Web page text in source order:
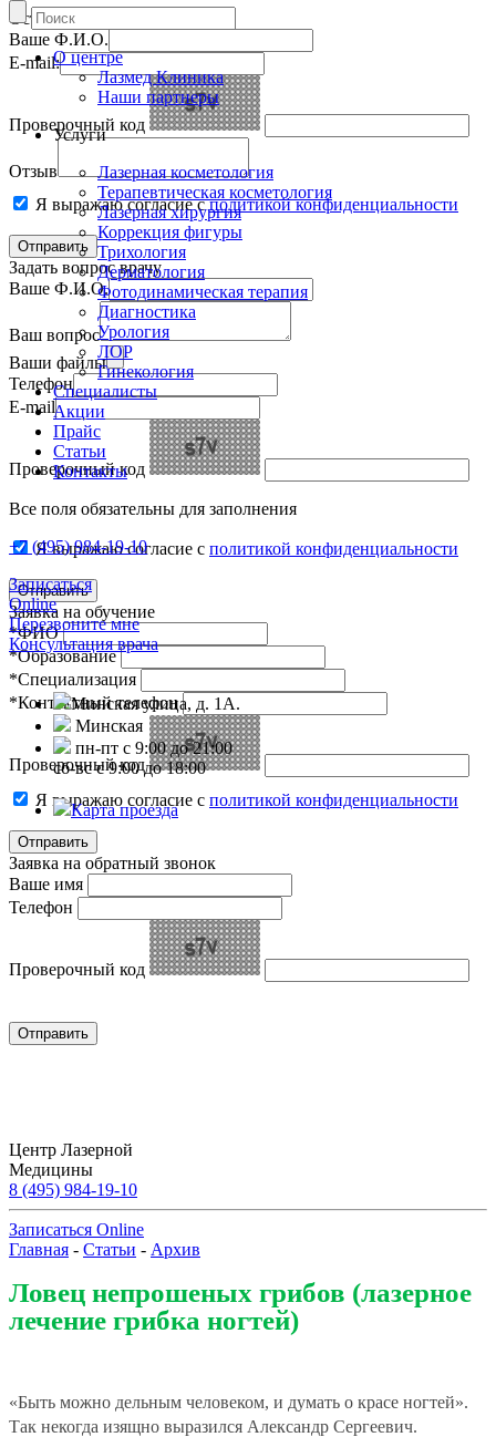
Оставить отзыв
Ваше Ф.И.О.
E-mail:
Проверочный код
Отзыв
Я выражаю согласие сполитикой конфиденциальности
Задать вопрос врачу
Ваше Ф.И.О.
Ваш вопрос
Ваши файлы
Телефон
E-mail
Проверочный код
Все поля обязательны для заполнения
Я выражаю согласие с политикой конфиденциальности
Заявка на обучение
*ФИО
*Образование
*Специализация
*Контактный телефон
Проверочный код
Я выражаю согласие с политикой конфиденциальности
Заявка на обратный звонок
Ваше имя
Телефон
Проверочный код
О центре
Лазмед Клиника
Наши партнеры
Услуги
Лазерная косметология
Терапевтическая косметология
Лазерная хирургия
Коррекция фигуры
Трихология
Дерматология
Фотодинамическая терапия
Диагностика
Урология
ЛОР
Гинекология
Специалисты
Акции
Прайс
Статьи
Контакты
+7 (495) 984-19-10
Записаться
Online
Перезвоните мне
Консультация врача
Минская улица, д. 1А.
Минская
пн-пт с 9:00 до 21:00
сб-вс с 9:00 до 18:00
Карта проезда
Центр Лазерной
Медицины
8 (495) 984-19-10
Записаться Online
Главная - Статьи - Архив
Ловец непрошеных грибов (лазерное
лечение грибка ногтей)
«Быть можно дельным человеком, и думать о красе ногтей».
Так некогда изящно выразился Александр Сергеевич.